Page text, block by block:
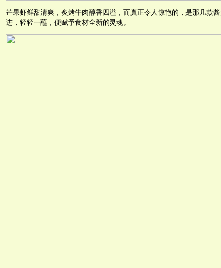
芒果虾鲜甜清爽，炙烤牛肉醇香四溢，而真正令人惊艳的，是那几款
进，轻轻一蘸，便赋予食材全新的灵魂。